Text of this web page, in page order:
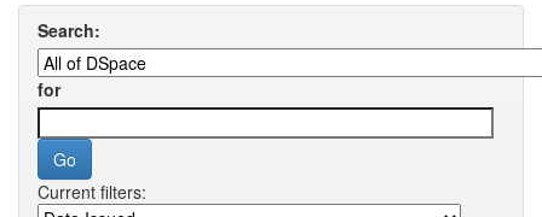
Search:
for
Current filters: